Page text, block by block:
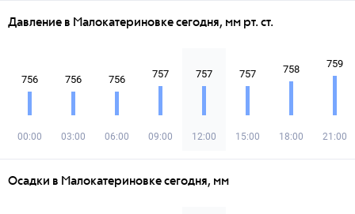
Давление в Малокатериновке сегодня, мм рт. ст.
756
00:00
756
03:00
756
06:00
757
09:00
757
12:00
757
15:00
758
18:00
759
21:00
Осадки в Малокатериновке сегодня, мм